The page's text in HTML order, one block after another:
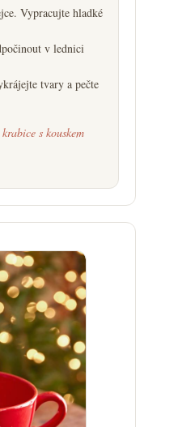
Vypracujte hladké
v lednici
tvary a pečte
s kouskem